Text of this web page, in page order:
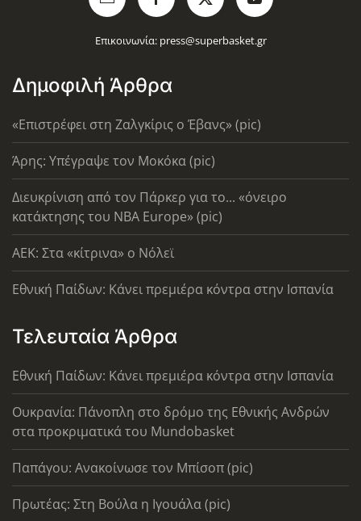
Επικοινωνία: press@superbasket.gr
Δημοφιλή Άρθρα
«Επιστρέφει στη Ζαλγκίρις ο Έβανς» (pic)
Άρης: Υπέγραψε τον Μοκόκα (pic)
Διευκρίνιση από τον Πάρκερ για το... «όνειρο
κατάκτησης του ΝΒΑ Europe» (pic)
AEK: Στα «κίτρινα» ο Νόλεϊ
Εθνική Παίδων: Κάνει πρεμιέρα κόντρα στην Ισπανία
Τελευταία Άρθρα
Εθνική Παίδων: Κάνει πρεμιέρα κόντρα στην Ισπανία
Ουκρανία: Πάνοπλη στο δρόμο της Εθνικής Ανδρών
στα προκριματικά του Mundobasket
Παπάγου: Ανακοίνωσε τον Μπίσοπ (pic)
Πρωτέας: Στη Βούλα η Ιγουάλα (pic)